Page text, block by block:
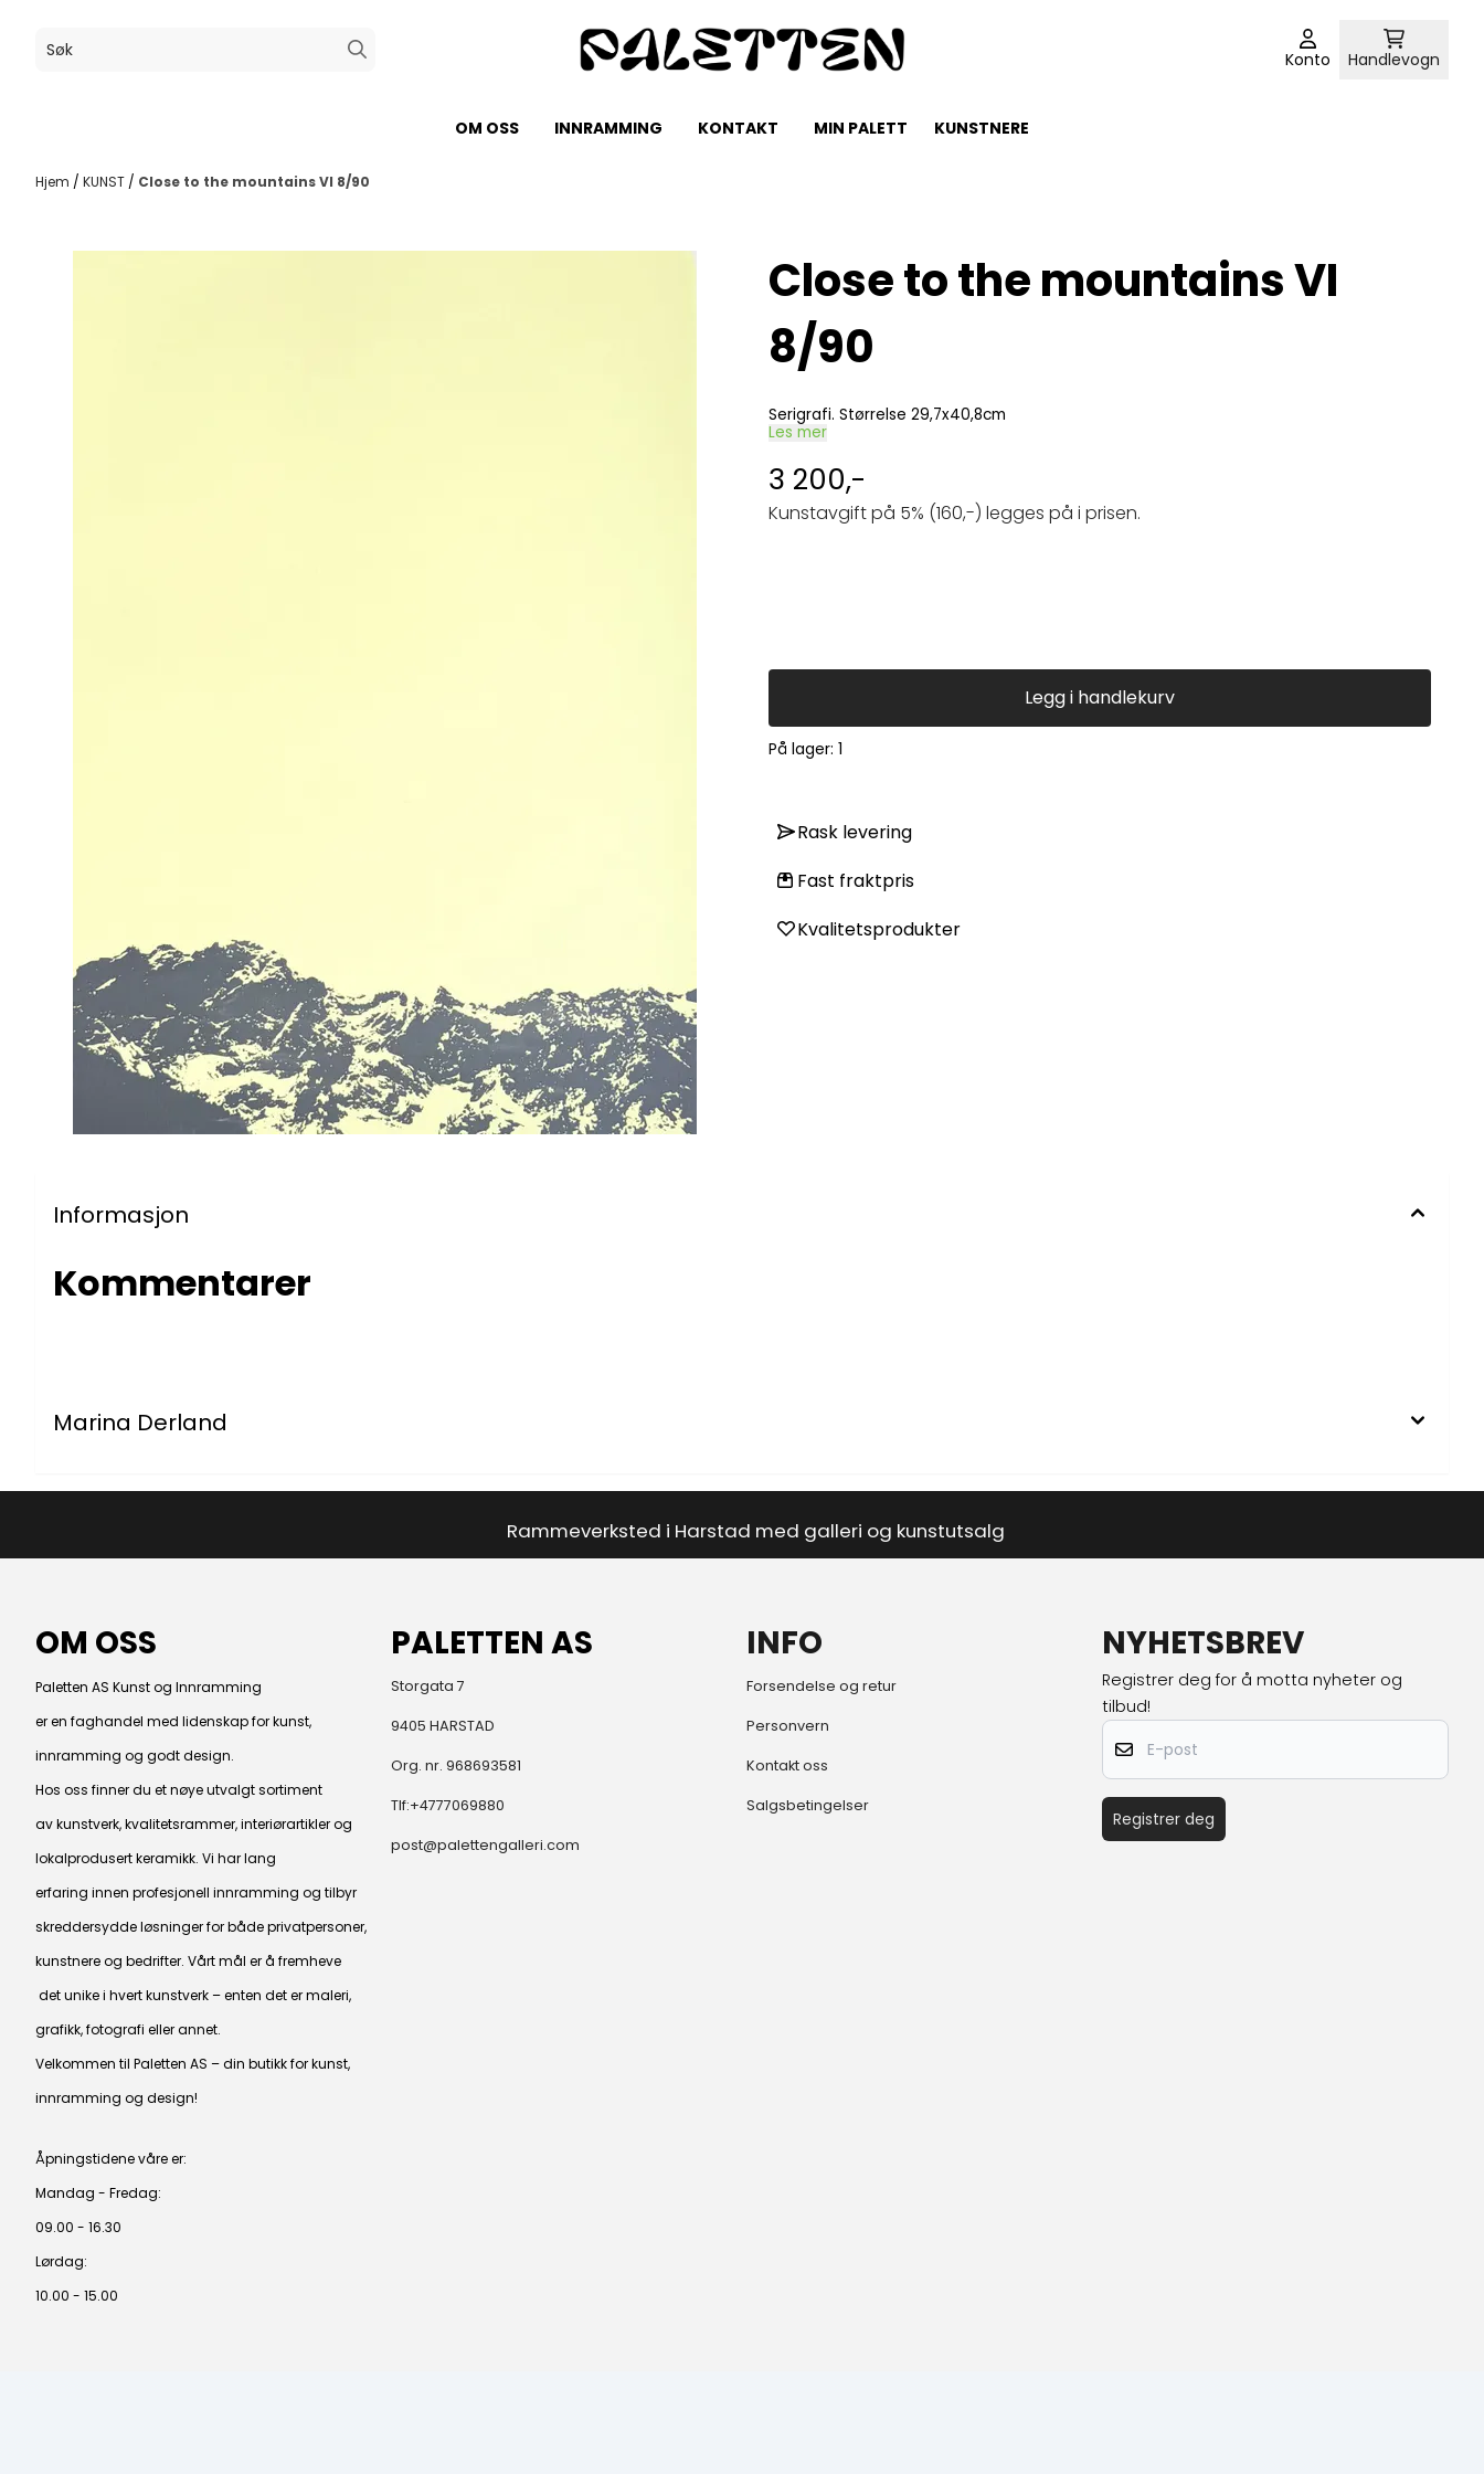
Konto Handlevogn
OM OSS INNRAMMING KONTAKT MIN PALETT KUNSTNERE
Hjem / KUNST / Close to the mountains VI 8/90
Close to the mountains VI
8/90
Serigrafi. Størrelse 29,7x40,8cm
Les mer
3 200,-
Kunstavgift på 5% (160,-) legges på i prisen.
Legg i handlekurv
På lager: 1
Rask levering
Fast fraktpris
Kvalitetsprodukter
Informasjon
Kommentarer
Marina Derland
Rammeverksted i Harstad med galleri og kunstutsalg
OM OSS
Paletten AS Kunst og Innramming
er en faghandel med lidenskap for kunst,
innramming og godt design.
Hos oss finner du et nøye utvalgt sortiment
av kunstverk, kvalitetsrammer, interiørartikler og
lokalprodusert keramikk. Vi har lang
erfaring innen profesjonell innramming og tilbyr
skreddersydde løsninger for både privatpersoner,
kunstnere og bedrifter. Vårt mål er å fremheve
det unike i hvert kunstverk – enten det er maleri,
grafikk, fotografi eller annet.
Velkommen til Paletten AS – din butikk for kunst,
innramming og design!
Åpningstidene våre er:
Mandag - Fredag:
09.00 - 16.30
Lørdag:
10.00 - 15.00
PALETTEN AS
Storgata 7
9405 HARSTAD
Org. nr. 968693581
Tlf:+4777069880
post@palettengalleri.com
INFO
Forsendelse og retur
Personvern
Kontakt oss
Salgsbetingelser
NYHETSBREV
Registrer deg for å motta nyheter og
tilbud!
E-post
Registrer deg